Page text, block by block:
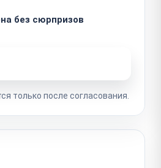
без сюрпризов
только после согласования.